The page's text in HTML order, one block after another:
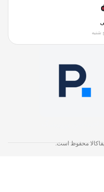
شنبه
محفوظ است.